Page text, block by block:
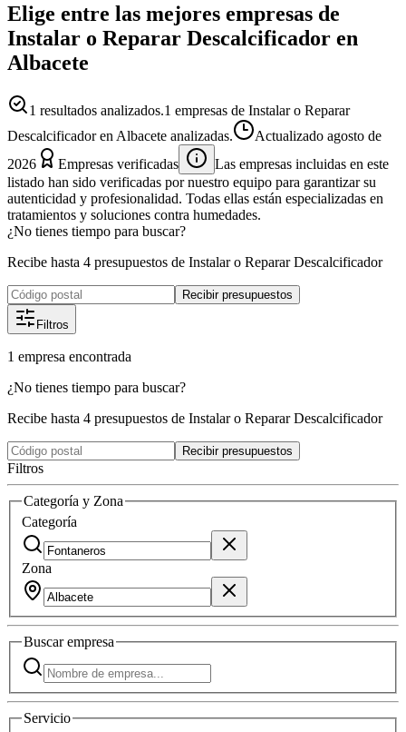
Elige entre las mejores empresas de
Instalar o Reparar Descalcificador en
Albacete
1 resultados analizados.1 empresas de Instalar o Reparar
Descalcificador en Albacete analizadas.
Actualizado agosto de
2026
Empresas verificadas
Las empresas incluidas en este
listado han sido verificadas por nuestro equipo para garantizar su
autenticidad y profesionalidad. Todas ellas están especializadas en
tratamientos y soluciones contra humedades.
¿No tienes tiempo para buscar?
Recibe hasta 4 presupuestos de Instalar o Reparar Descalcificador
Recibir presupuestos
Filtros
1 empresa encontrada
¿No tienes tiempo para buscar?
Recibe hasta 4 presupuestos de Instalar o Reparar Descalcificador
Recibir presupuestos
Filtros
Categoría y Zona
Categoría
Zona
Buscarempresa
Servicio